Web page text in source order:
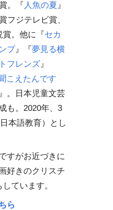
。『 人魚の夏』
フジテレビ賞、
。他に『セカ
プ』『夢見る横
フレンズ』
こえたんです
』。日本児童文芸
も。2020年、3
本語教育）とし
すがお近づきに
好きのクリスチ
ています。
ら